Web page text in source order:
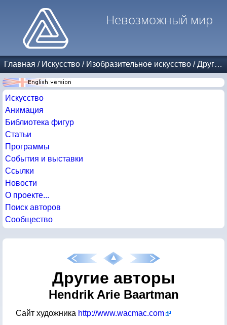
Невозможный мир
Главная / Искусство / Изобразительное искусство /Другие авторы
Искусство
Анимация
Библиотека фигур
Статьи
Программы
События и выставки
Ссылки
Новости
О проекте...
Поиск авторов
Сообщество
Другие авторы
Hendrik Arie Baartman
Сайт художника http://www.wacmac.com